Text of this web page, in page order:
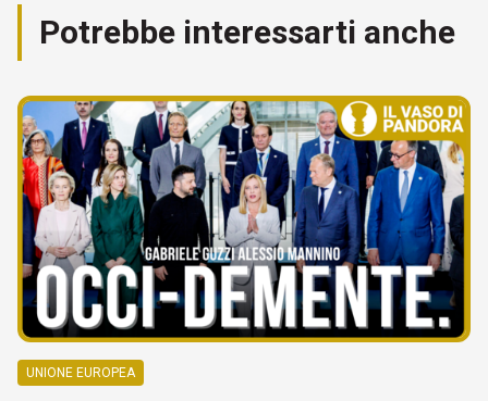
Potrebbe interessarti anche
UNIONE EUROPEA